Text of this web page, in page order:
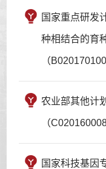
国家重点研发
种相结合的育
（
农业部其他计
（
国家科技基因